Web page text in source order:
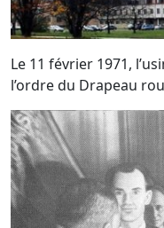
Le 11 février 1971,
l’ordre du Drapeau